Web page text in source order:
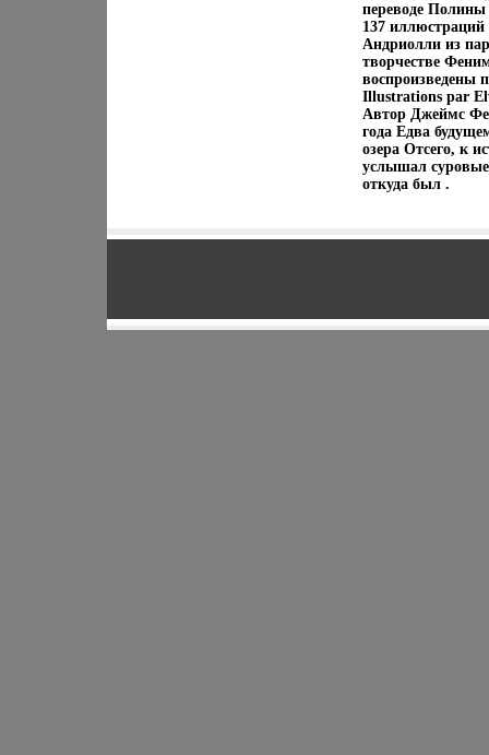
переводе
137
Андриолли из
творчестве
воспроизведены
Illustrations par
Автор Джеймс
года Едва
озера Отсего, к
услышал
откуда был .